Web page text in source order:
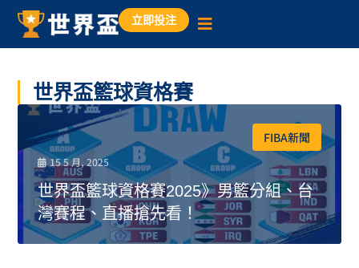
立即投注
世界盃籃球資格賽
FIBA新聞
15 5 月, 2025
世界盃籃球資格賽2025》男籃分組、台
灣賽程、直播搶先看！